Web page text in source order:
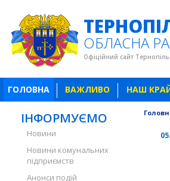
ОБЛАСНА
Офіційний сайт
ГОЛОВНА ВАЖЛИВО НАШ
ІНФОРМУЄМО
Новини
Новини комунальних
підприємств
Анонси подій